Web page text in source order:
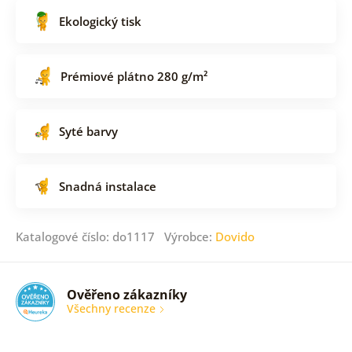
Ekologický tisk
Prémiové plátno 280 g/m²
Syté barvy
Snadná instalace
Katalogové číslo: do1117 Výrobce: Dovido
Ověřeno zákazníky
Všechny recenze